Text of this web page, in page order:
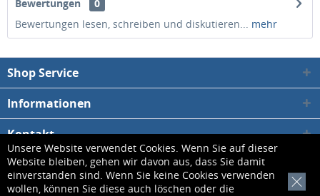
Unsere Website verwendet Cookies. Wenn Sie auf dieser
Website bleiben, gehen wir davon aus, dass Sie damit
einverstanden sind. Wenn Sie keine Cookies verwenden
wollen, können Sie diese auch löschen oder die
[x]
Bewertungen
0
Bewertungen lesen, schreiben und diskutieren... mehr
Shop Service
Informationen
Kontakt
* Alle Preise inkl. gesetzl. Mehrwertsteuer zzgl.Versandkosten, wenn nicht
anders beschrieben